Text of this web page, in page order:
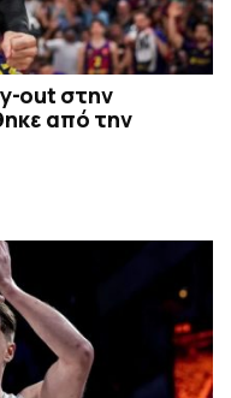
out στην
από την